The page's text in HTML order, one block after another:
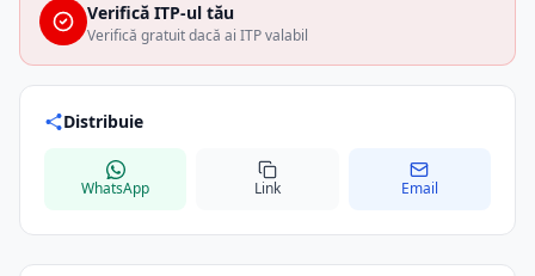
Verifică ITP-ul tău
Verifică gratuit dacă ai ITP valabil
Distribuie
WhatsApp Link Email